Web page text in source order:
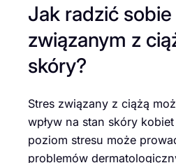
Jak radzić
związanym z
skóry?
Stres związany z ciążą
wpływ na stan skóry
poziom stresu może
problemów